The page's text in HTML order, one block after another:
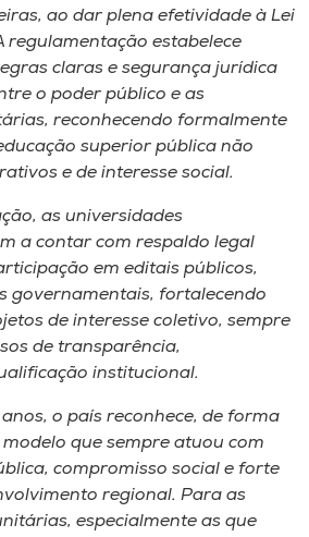
ao dar plena efetividade à Lei
regulamentação estabelece
claras e segurança jurídica
o poder público e as
reconhecendo formalmente
superior pública não
e de interesse social.
as universidades
a contar com respaldo legal
em editais públicos,
governamentais, fortalecendo
de interesse coletivo, sempre
de transparência,
institucional.
o país reconhece, de forma
que sempre atuou com
compromisso social e forte
regional. Para as
especialmente as que